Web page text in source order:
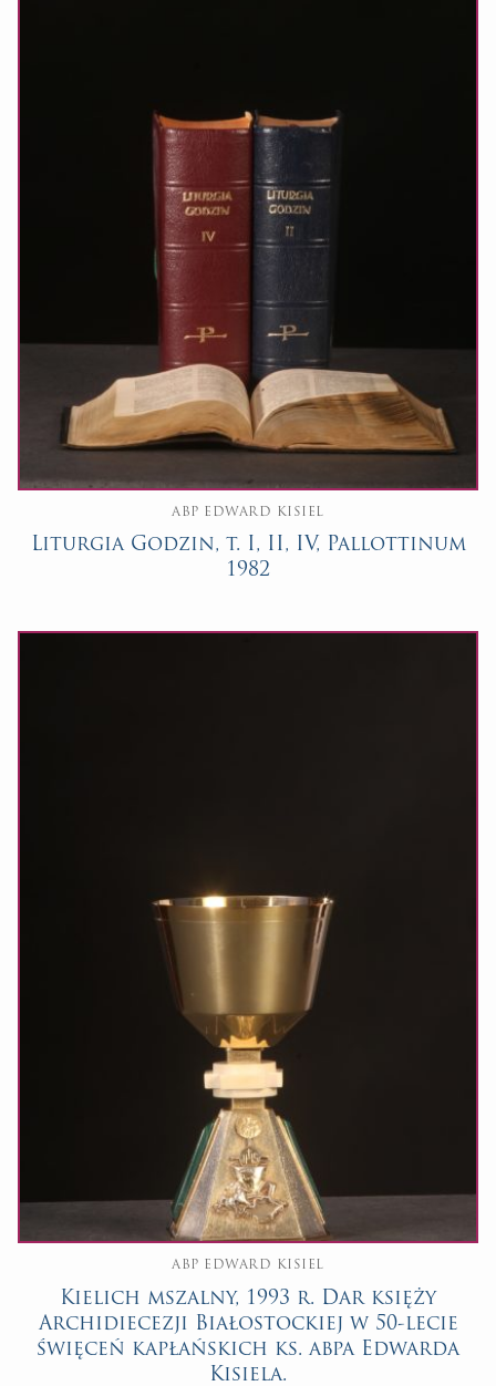
ABP EDWARD KISIEL
Liturgia Godzin, t. I, II, IV, Pallottinum
1982
ABP EDWARD KISIEL
Kielich mszalny, 1993 r. Dar księży
Archidiecezji Białostockiej w 50-lecie
święceń kapłańskich ks. abpa Edwarda
Kisiela.